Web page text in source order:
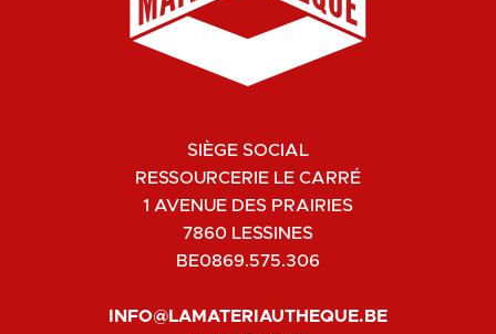
SIÈGE SOCIAL
RESSOURCERIE LE CARRÉ
1 AVENUE DES PRAIRIES
7860 LESSINES
BE0869.575.306
INFO@LAMATERIAUTHEQUE.BE